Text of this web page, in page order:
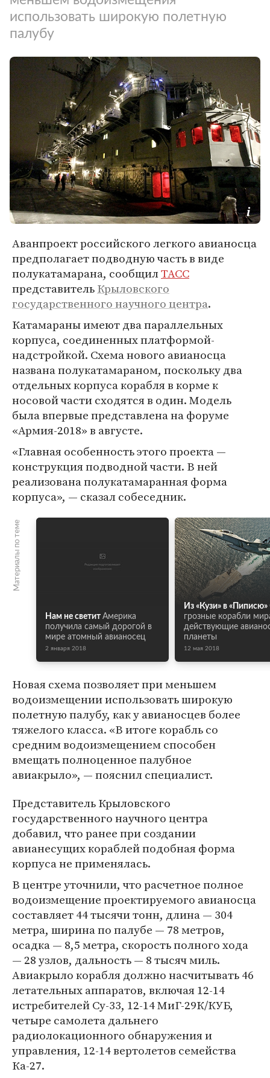
использовать широкую полетную
палубу
Аванпроект российского легкого авианосца
предполагает подводную часть в виде
полукатамарана, сообщилТАСС
представительКрыловского
государственного научного центра.
Катамараны имеют два параллельных
корпуса, соединенных платформой-
надстройкой. Схема нового авианосца
названа полукатамараном, поскольку два
отдельных корпуса корабля в корме к
носовой части сходятся в один. Модель
была впервые представлена на форуме
«Армия-2018» в августе.
«Главная особенность этого проекта —
конструкция подводной части. В ней
реализована полукатамаранная форма
корпуса», — сказал собеседник.
Материалы по теме
Нам не светит Америка
получила самый дорогой в
мире атомный авианосец
2 января 2018
Из «Кузи» в «Пиписю»
грозные корабли
действующие
планеты
12 мая 2018
Новая схема позволяет при меньшем
водоизмещении использовать широкую
полетную палубу, как у авианосцев более
тяжелого класса. «В итоге корабль со
средним водоизмещением способен
вмещать полноценное палубное
авиакрыло», — пояснил специалист.
Представитель Крыловского
государственного научного центра
добавил, что ранее при создании
авианесущих кораблей подобная форма
корпуса не применялась.
В центре уточнили, что расчетное полное
водоизмещение проектируемого авианосца
составляет 44 тысячи тонн, длина — 304
метра, ширина по палубе — 78 метров,
осадка — 8,5 метра, скорость полного хода
— 28 узлов, дальность — 8 тысяч миль.
Авиакрыло корабля должно насчитывать 46
летательных аппаратов, включая 12-14
истребителей Су-33, 12-14 МиГ-29К/КУБ,
четыре самолета дальнего
радиолокационного обнаружения и
управления, 12-14 вертолетов семейства
Ка-27.